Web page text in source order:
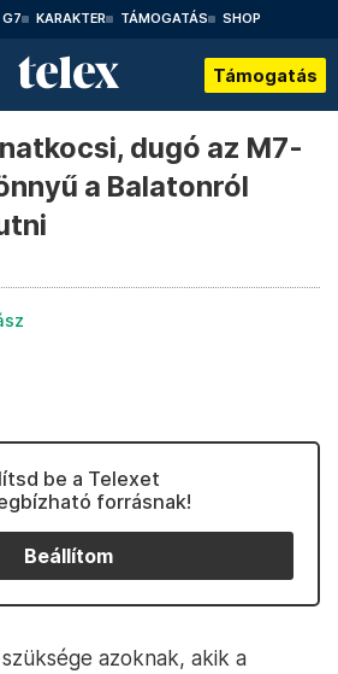
G7 KARAKTER TÁMOGATÁS SHOP
Támogatás
dugó az M7-
a Balatonról
be a Telexet
forrásnak!
Beállítom
azoknak, akik a